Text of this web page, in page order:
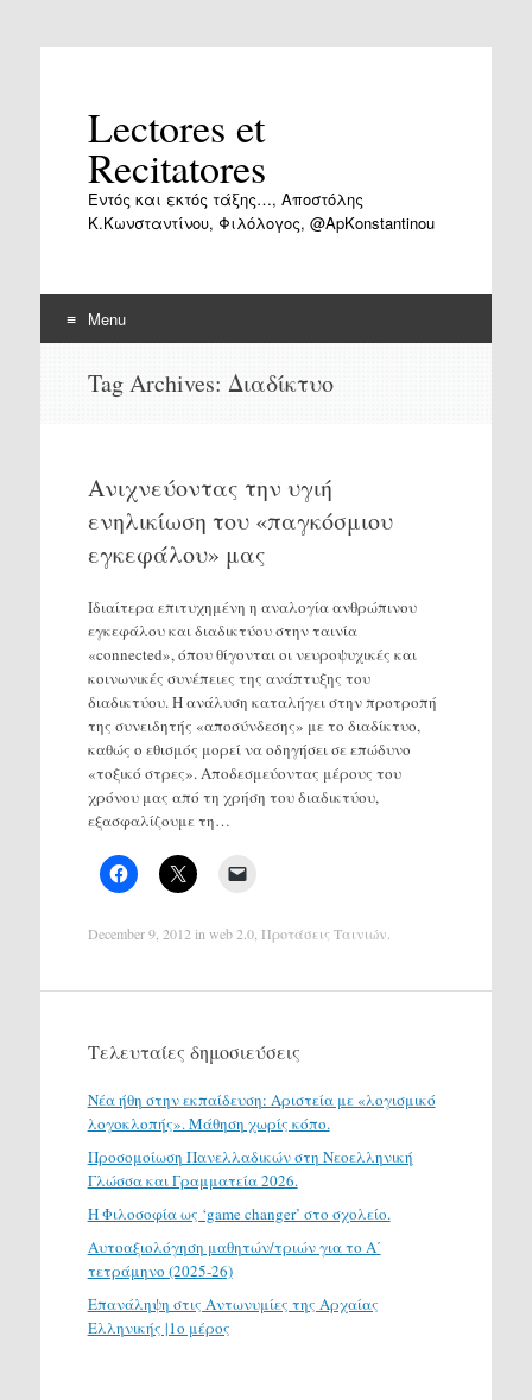
Lectores et
Recitatores
Εντός και εκτός τάξης…, Αποστόλης
Κ.Κωνσταντίνου, Φιλόλογος, @ApKonstantinou
Menu
Tag Archives: Διαδίκτυο
Ανιχνεύοντας την υγιή
ενηλικίωση του «παγκόσμιου
εγκεφάλου» μας
Ιδιαίτερα επιτυχημένη η αναλογία ανθρώπινου
εγκεφάλου και διαδικτύου στην ταινία
«connected», όπου θίγονται οι νευροψυχικές και
κοινωνικές συνέπειες της ανάπτυξης του
διαδικτύου. Η ανάλυση καταλήγει στην προτροπή
της συνειδητής «αποσύνδεσης» με το διαδίκτυο,
καθώς ο εθισμός μορεί να οδηγήσει σε επώδυνο
«τοξικό στρες». Αποδεσμεύοντας μέρους του
χρόνου μας από τη χρήση του διαδικτύου,
εξασφαλίζουμε τη…
December 9, 2012 in web 2.0, Προτάσεις Ταινιών
Τελευταίες δημοσιεύσεις
Νέα ήθη στην εκπαίδευση: Αριστεία με «λογισμικό
λογοκλοπής». Μάθηση χωρίς κόπο.
Προσομοίωση Πανελλαδικών στη Νεοελληνική
Γλώσσα και Γραμματεία 2026.
H Φιλοσοφία ως ‘game changer’ στο σχολείο.
Αυτοαξιολόγηση μαθητών/τριών για το Α΄
τετράμηνο (2025-26)
Επανάληψη στις Αντωνυμίες της Αρχαίας
Ελληνικής |1ο μέρος